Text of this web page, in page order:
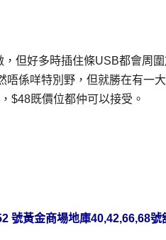
但好多時插住條USB都會周
係咩特別野，但就勝在有一
$48既價位都仲可以接受。
號黃金商場地庫40,42,66,68號